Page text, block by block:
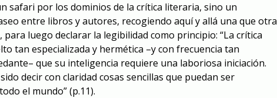
safari por los dominios de la crítica literaria, sino un
entre libros y autores, recogiendo aquí y allá una que otra
para luego declarar la legibilidad como principio: “La crítica
tan especializada y hermética –y con frecuencia tan
que su inteligencia requiere una laboriosa iniciación.
decir con claridad cosas sencillas que puedan ser
el mundo” (p.11).